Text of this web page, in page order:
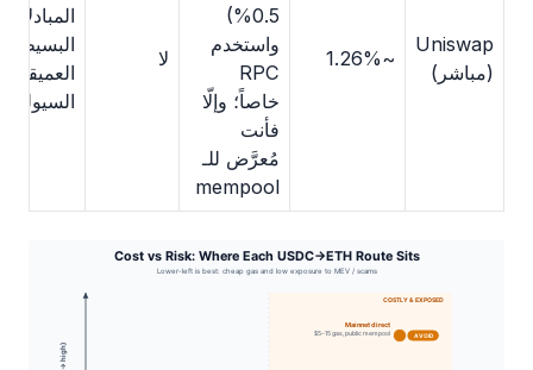
Uniswap
(مباشر)
~1.26%
0.5%)
واستخدم
RPC
خاصاً؛ وإلّا
فأنت
مُعرَّض للـ
mempool
لا
المبادلات
البسيطة
العميقة
السيولة